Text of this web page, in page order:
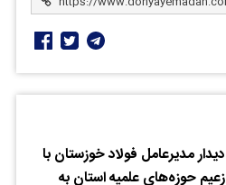
دیدار مدیرعامل فولاد خوزستان با
زعیم حوزه‌های علمیه استان به